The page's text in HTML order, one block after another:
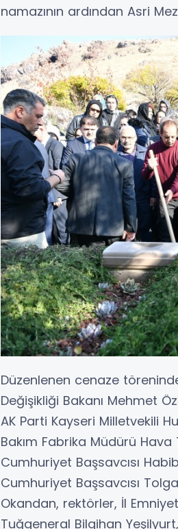
namazının ardından Asri
Düzenlenen cenaze
Değişikliği Bakanı Mehmet
AK Parti Kayseri Milletvekili
Bakım Fabrika Müdürü
Cumhuriyet Başsavcısı
Cumhuriyet Başsavcısı
Okandan, rektörler, İl
Tuğgeneral Bilgihan